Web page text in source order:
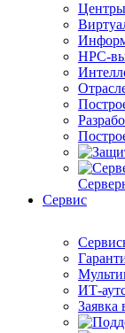
HPC-
Сервис
ИТ-
Заявка